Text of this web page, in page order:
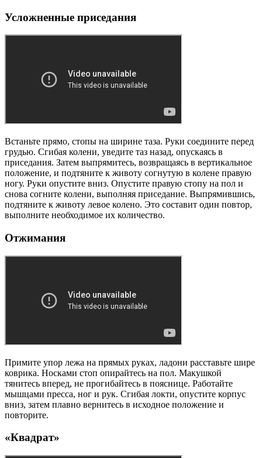
Усложненные приседания
Встаньте прямо, стопы на ширине таза. Руки соедините перед
грудью. Сгибая колени, уведите таз назад, опускаясь в
приседания. Затем выпрямитесь, возвращаясь в вертикальное
положение, и подтяните к животу согнутую в колене правую
ногу. Руки опустите вниз. Опустите правую стопу на пол и
снова согните колени, выполняя приседание. Выпрямившись,
подтяните к животу левое колено. Это составит один повтор,
выполните необходимое их количество.
Отжимания
Примите упор лежа на прямых руках, ладони расставьте шире
коврика. Носками стоп опирайтесь на пол. Макушкой
тянитесь вперед, не прогибайтесь в пояснице. Работайте
мышцами пресса, ног и рук. Сгибая локти, опустите корпус
вниз, затем плавно вернитесь в исходное положение и
повторите.
«Квадрат»